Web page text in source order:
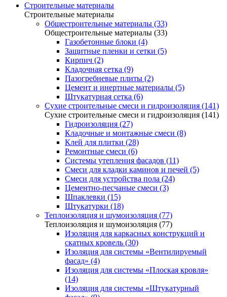
Строительные материалы
Строительные материалы
Общестроительные материалы (33)
Общестроительные материалы (33)
Газобетонные блоки (4)
Защитные пленки и сетки (5)
Кирпич (2)
Кладочная сетка (9)
Пазогребневые плиты (2)
Цемент и инертные материалы (5)
Штукатурная сетка (6)
Сухие строительные смеси и гидроизоляция (141)
Сухие строительные смеси и гидроизоляция (141)
Гидроизоляция (27)
Кладочные и монтажные смеси (8)
Клей для плитки (28)
Ремонтные смеси (6)
Системы утепления фасадов (11)
Смеси для кладки каминов и печей (5)
Смеси для устройства пола (24)
Цементно-песчаные смеси (3)
Шпаклевки (15)
Штукатурки (18)
Теплоизоляция и шумоизоляция (77)
Теплоизоляция и шумоизоляция (77)
Изоляция для каркасных конструкций и
скатных кровель (30)
Изоляция для системы «Вентилируемый
фасад» (4)
Изоляция для системы «Плоская кровля»
(14)
Изоляция для системы «Штукатурный